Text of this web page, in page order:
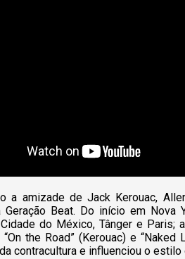
a amizade de Jack Kerouac,
Geração Beat. Do início em Nova
Cidade do México, Tânger e
“On the Road” (Kerouac) e
contracultura e influenciou o